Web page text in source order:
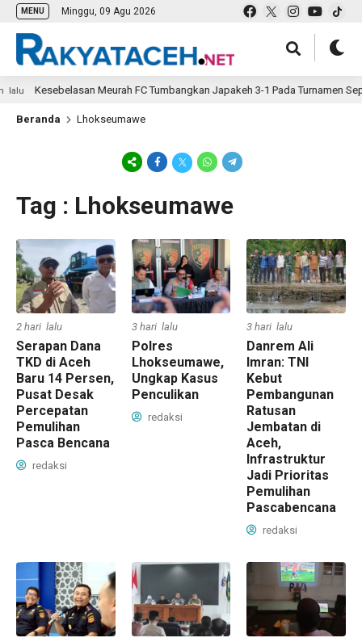
MENU Minggu, 09 Agu 2026
Kesebelasan Meurah FC Tumbangkan Japakeh 3-1 Pada Turnamen
Beranda Lhokseumawe
Tag : Lhokseumawe
2 hari lalu
Serapan Dana
TKD di Aceh
Baru 14 Persen,
Pusat Desak
Percepatan
Pemulihan
Pasca Bencana
redaksi
3 hari lalu
Polres
Lhokseumawe,
Ungkap Kasus
Penculikan
redaksi
3 hari lalu
Danrem Ali
Imran: TNI
Kebut
Pembangunan
Ratusan
Jembatan di
Aceh,
Infrastruktur
Jadi Prioritas
Pemulihan
Pascabencana
redaksi